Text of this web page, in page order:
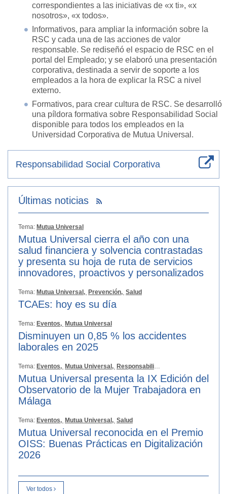
correspondientes a las iniciativas de «x ti», «x
nosotros», «x todos».
Informativos, para ampliar la información sobre la
RSC y cada una de las acciones de valor
responsable. Se rediseñó el espacio de RSC en el
portal del Empleado; y se elaboró una presentación
corporativa, destinada a servir de soporte a los
empleados a la hora de explicar la RSC a nivel
externo.
Formativos, para crear cultura de RSC. Se desarrolló
una píldora formativa sobre Responsabilidad Social
disponible para todos los empleados en la
Universidad Corporativa de Mutua Universal.
Responsabilidad Social Corporativa
Últimas noticias
Tema: Mutua Universal
Mutua Universal cierra el año con una
salud financiera y solvencia contrastadas
y presenta su hoja de ruta de servicios
innovadores, proactivos y personalizados
Tema: Mutua Universal, Prevención, Salud
TCAEs: hoy es su día
Tema: Eventos, Mutua Universal
Disminuyen un 0,85 % los accidentes
laborales en 2025
Tema: Eventos, Mutua Universal, Responsabilidad Social
Mutua Universal presenta la IX Edición del
Observatorio de la Mujer Trabajadora en
Málaga
Tema: Eventos, Mutua Universal, Salud
Mutua Universal reconocida en el Premio
OISS: Buenas Prácticas en Digitalización
2026
Ver todos